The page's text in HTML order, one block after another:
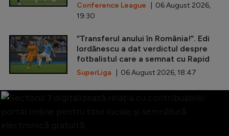
Conference League | 06 August 2026,
19:30
”Transferul anului în România!”. Edi
Iordănescu a dat verdictul despre
fotbalistul care a semnat cu Rapid
SuperLiga | 06 August 2026, 18:47